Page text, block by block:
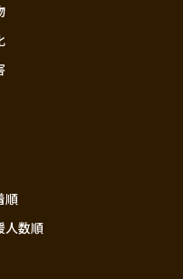
順
人数順